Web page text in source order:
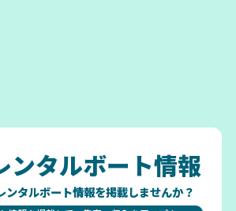
ンタルボート情報
ンタルボート情報を掲載しませんか？